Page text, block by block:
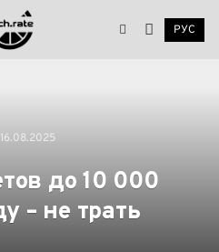
РУС
16.08.2025
до 10 000
– не трать